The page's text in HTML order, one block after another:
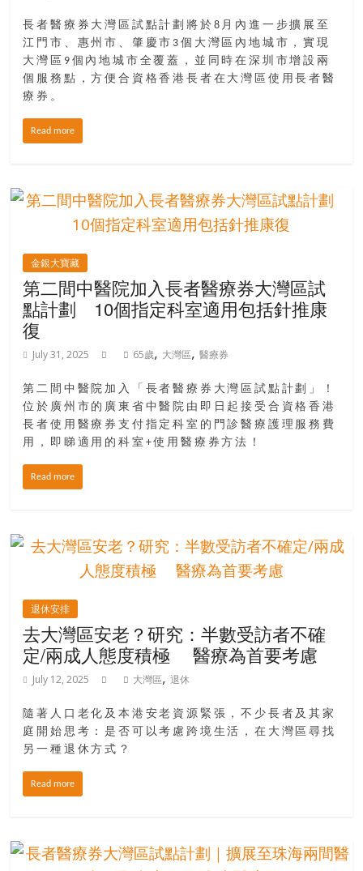
長者醫療券大灣區試點計劃將於8月內進一步擴展至
江門市、惠州市、肇慶市3個大灣區內地城市，實現
大灣區9個內地城市全覆蓋，並同時在深圳市增設兩
個服務點，方便合資格香港長者在大灣區使用長者醫
療券。
Read more
金銀大寶藏
第二間中醫院加入長者醫療券大灣區試
點計劃 10個指定科室適用包括針推康
復
July 31, 2025 65歲, 大灣區,醫療券
第二間中醫院加入「長者醫療券大灣區試點計劃」！
位於廣州市的廣東省中醫院由即日起接受合資格香港
長者使用醫療券支付指定科室的門診醫療護理服務費
用，即睇適用的科室+使用醫療券方法！
Read more
退休安排
去大灣區安老？研究：半數受訪者不確
定/兩成人態度積極 醫療為首要考慮
July 12, 2025 大灣區,退休
隨著人口老化及本港安老資源緊張，不少長者及其家
庭開始思考：是否可以考慮跨境生活，在大灣區尋找
另一種退休方式？
Read more